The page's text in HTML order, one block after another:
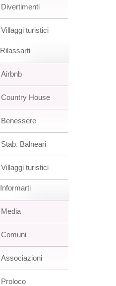
Divertimenti
Villaggi turistici
Rilassarti
Airbnb
Country House
Benessere
Stab. Balneari
Villaggi turistici
Informarti
Media
Comuni
Associazioni
Proloco